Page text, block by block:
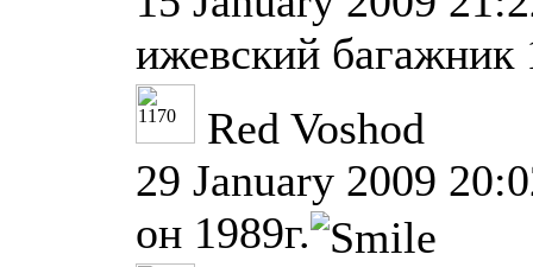
ижевский багажник
Red Voshod
29 January 2009
он 1989г.